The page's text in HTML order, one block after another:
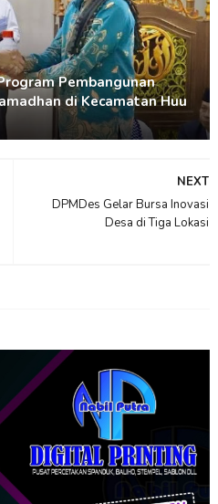
Pembangunan
di Kecamatan Huu
NEXT
DPMDes Gelar Bursa Inovasi
Desa di Tiga Lokasi